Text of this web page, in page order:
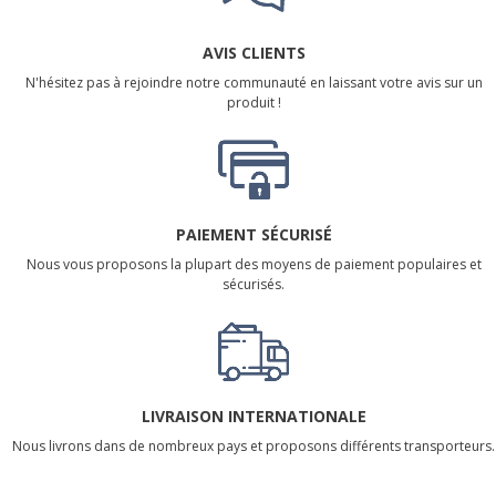
AVIS CLIENTS
N'hésitez pas à rejoindre notre communauté en laissant votre avis sur un
produit !
PAIEMENT SÉCURISÉ
Nous vous proposons la plupart des moyens de paiement populaires et
sécurisés.
LIVRAISON INTERNATIONALE
Nous livrons dans de nombreux pays et proposons différents transporteurs.